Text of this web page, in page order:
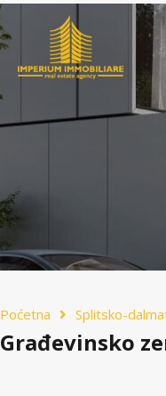
Poćetna Splitsko-
Građevinsko